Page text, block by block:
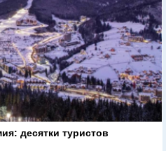
десятки туристов